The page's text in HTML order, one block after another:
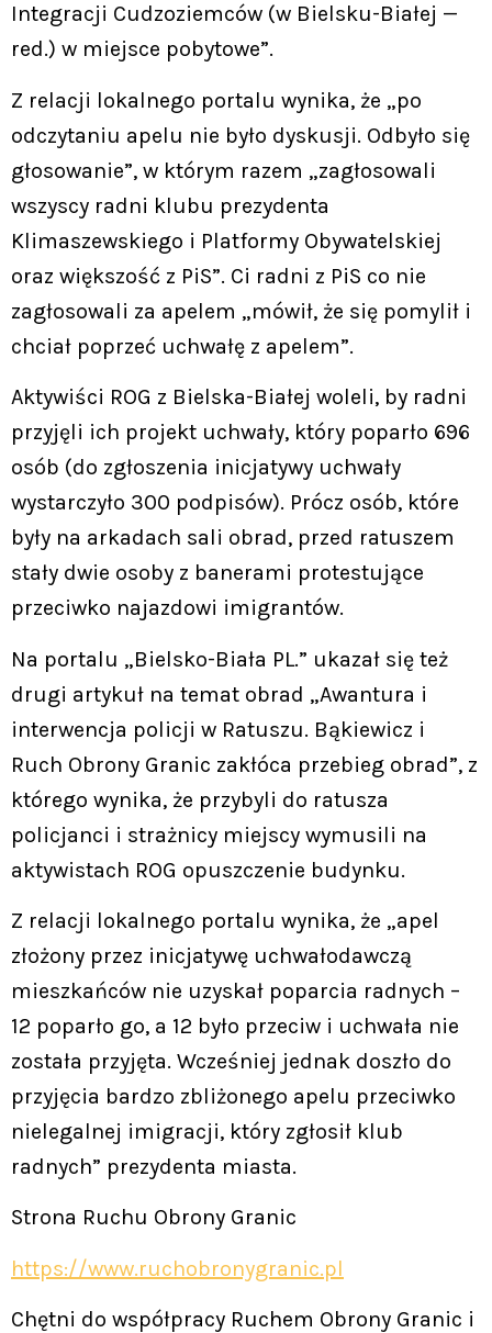
Integracji Cudzoziemców (w Bielsku-Białej —
red.) w miejsce pobytowe”.
Z relacji lokalnego portalu wynika, że „po
odczytaniu apelu nie było dyskusji. Odbyło się
głosowanie”, w którym razem „zagłosowali
wszyscy radni klubu prezydenta
Klimaszewskiego i Platformy Obywatelskiej
oraz większość z PiS”. Ci radni z PiS co nie
zagłosowali za apelem „mówił, że się pomylił i
chciał poprzeć uchwałę z apelem”.
Aktywiści ROG z Bielska-Białej woleli, by radni
przyjęli ich projekt uchwały, który poparło 696
osób (do zgłoszenia inicjatywy uchwały
wystarczyło 300 podpisów). Prócz osób, które
były na arkadach sali obrad, przed ratuszem
stały dwie osoby z banerami protestujące
przeciwko najazdowi imigrantów.
Na portalu „Bielsko-Biała PL.” ukazał się też
drugi artykuł na temat obrad „Awantura i
interwencja policji w Ratuszu. Bąkiewicz i
Ruch Obrony Granic zakłóca przebieg obrad”, z
którego wynika, że przybyli do ratusza
policjanci i strażnicy miejscy wymusili na
aktywistach ROG opuszczenie budynku.
Z relacji lokalnego portalu wynika, że „apel
złożony przez inicjatywę uchwałodawczą
mieszkańców nie uzyskał poparcia radnych –
12 poparło go, a 12 było przeciw i uchwała nie
została przyjęta. Wcześniej jednak doszło do
przyjęcia bardzo zbliżonego apelu przeciwko
nielegalnej imigracji, który zgłosił klub
radnych” prezydenta miasta.
Strona Ruchu Obrony Granic
https://www.ruchobronygranic.pl
Chętni do współpracy Ruchem Obrony Granic i